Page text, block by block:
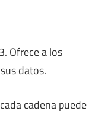
Ofrece a los
datos.
cadena puede